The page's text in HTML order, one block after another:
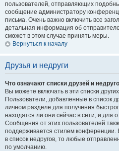
пользователей, отправляющих
сообщение администратору
письма. Очень важно включить все
детальная информация об
сможет в этом случае принять меры.
Вернуться к началу
Друзья и недруги
Что означают списки друзей и
Вы можете включать в эти списки
Пользователи, добавленные в список
личном разделе для получения
находятся ли они сейчас в сети, и для
Сообщения от этих пользователей
поддерживается стилем конференции.
в список недругов, то любые
по умолчанию.